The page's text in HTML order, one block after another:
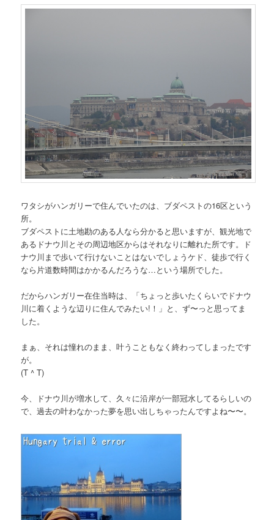
ワタシがハンガリーで住んでいたのは、ブダペストの16区という
所。
ブダペストに土地勘のある人なら分かると思いますが、観光地で
あるドナウ川とその周辺地区からはそれなりに離れた所です。ド
ナウ川まで歩いて行けないことはないでしょうケド、徒歩で行く
なら片道数時間はかかるんだろうな…という場所でした。
だからハンガリー在住当時は、「ちょっと歩いたくらいでドナウ
川に着くような辺りに住んでみたい!！」と、ず〜っと思ってま
した。
まぁ、それは憧れのまま、叶うこともなく終わってしまったです
が。
(T ^ T)
今、ドナウ川が増水して、久々に沿岸が一部冠水してるらしいの
で、過去の叶わなかった夢を思い出しちゃったんですよね〜〜。